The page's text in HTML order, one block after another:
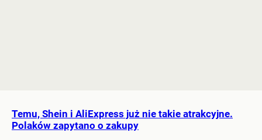
Temu, Shein i AliExpress już nie takie atrakcyjne.
Polaków zapytano o zakupy